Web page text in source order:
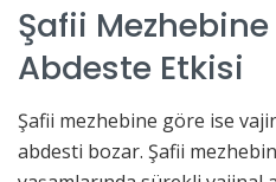
Şafii Mezhebine
Abdeste Etkisi
Şafii mezhebine göre ise
abdesti bozar. Şafii